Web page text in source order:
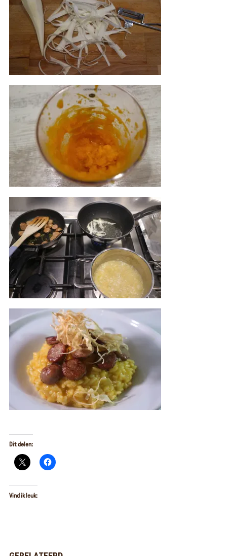
Dit delen:
Vind ik leuk: